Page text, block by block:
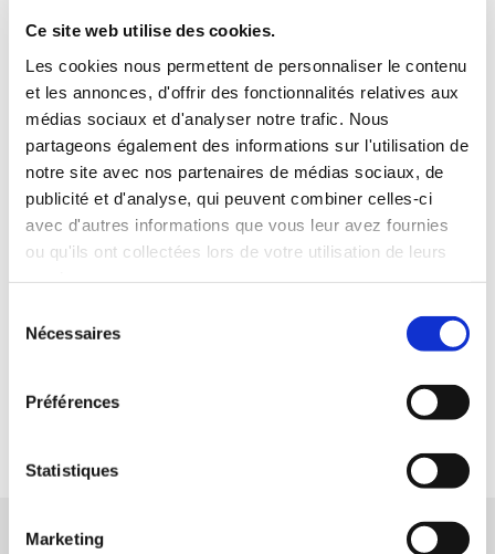
Ce site web utilise des cookies.
Les cookies nous permettent de personnaliser le contenu
et les annonces, d'offrir des fonctionnalités relatives aux
médias sociaux et d'analyser notre trafic. Nous
partageons également des informations sur l'utilisation de
notre site avec nos partenaires de médias sociaux, de
publicité et d'analyse, qui peuvent combiner celles-ci
avec d'autres informations que vous leur avez fournies
ou qu'ils ont collectées lors de votre utilisation de leurs
Nécessaires
Préférences
Statistiques
Marketing
Selimexest en mesure de mouler une vaste gamme de
pièces. En extrusion continue ou avec accumulation, de
nombreuses matières peuvent être utilisées, offrant une
variété de caractéristiques techniques très étendue.
Découvrez aussi la technique de
l'injection